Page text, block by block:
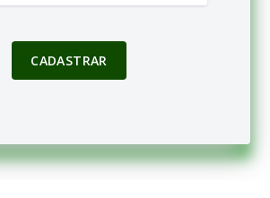
CADASTRAR